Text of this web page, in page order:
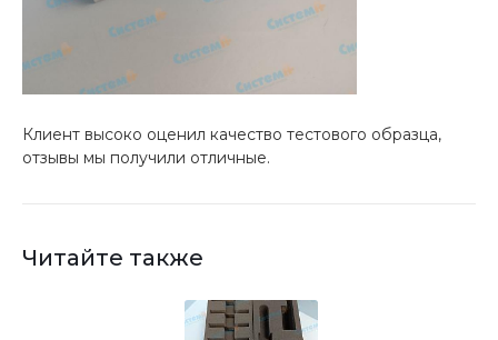
Клиент высоко оценил качество тестового образца,
отзывы мы получили отличные.
Читайте также